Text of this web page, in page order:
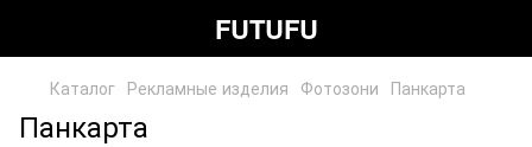
FUTUFU
Каталог Рекламные изделия Фотозони Панкарта
Панкарта